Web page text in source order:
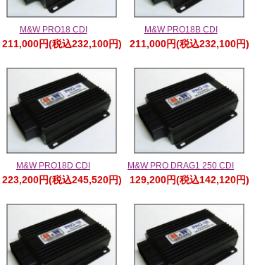
M&W PRO18 CDI
211,000円(税込232,100円)
M&W PRO18B CDI
211,000円(税込232,100円)
M&W PRO18D CDI
223,200円(税込245,520円)
M&W PRO DRAG1 250 CDI
129,200円(税込142,120円)